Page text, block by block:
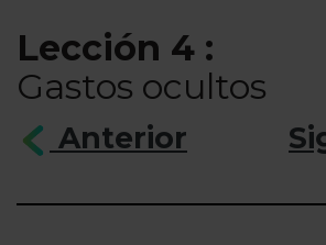
Lección 4 :
Gastos ocultos
Anterior